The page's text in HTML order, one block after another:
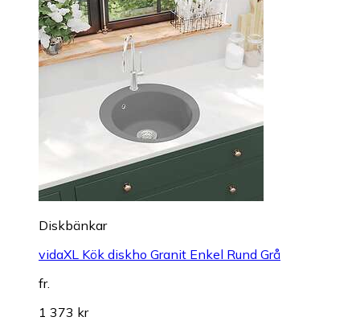
Diskbänkar
vidaXL Kök diskho Granit Enkel Rund Grå
fr.
1 373 kr